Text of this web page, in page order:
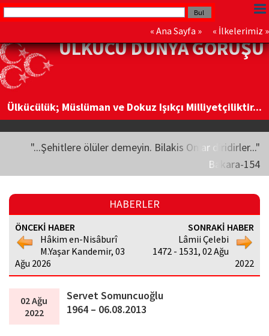
« Ana Sayfa » « İlkelerimiz »
ÜLKÜCÜ DÜNYA GÖRÜŞÜ
Ülkücülük; Müslüman ve Dokuz Işıkçı Milliyetçiliktir...
"...Şehitlere ölüler demeyin. Bilakis Onlar diridirler..."
Bakara-154
HABERLER
ÖNCEKİ HABER
Hâkim en-Nisâburî
M.Yaşar Kandemir, 03
Ağu 2026
SONRAKİ HABER
Lâmii Çelebi
1472 - 1531, 02 Ağu
2022
02 Ağu
2022
Servet Somuncuoğlu
1964 – 06.08.2013